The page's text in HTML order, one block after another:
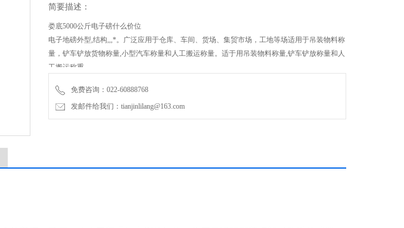
简要描述：
娄底5000公斤电子磅什么价位
电子地磅外型,结构,,,*。广泛应用于仓库、车间、货场、集贸市场，工地等场适用于吊装物料称
量，铲车铲放货物称量,小型汽车称量和人工搬运称量。适于用吊装物料称量,铲车铲放称量和人
工搬运称重
免费咨询：022-60888768
发邮件给我们：tianjinlilang@163.com